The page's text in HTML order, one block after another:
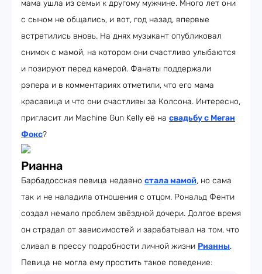
мама ушла из семьи к другому мужчине. Много лет они
с сыном не общались, и вот, год назад, впервые
встретились вновь. На днях музыкант опубликовал
снимок с мамой, на котором они счастливо улыбаются
и позируют перед камерой. Фанаты поддержали
рэпера и в комментариях отметили, что его мама
красавица и что они счастливы за Колсона. Интересно,
пригласит ли Machine Gun Kelly её на свадьбу с Меган
Фокс?
Рианна
Барбадосская певица недавно стала мамой, но сама
так и не наладила отношения с отцом. Рональд Фенти
создал немало проблем звёздной дочери. Долгое время
он страдал от зависимостей и зарабатывал на том, что
сливал в прессу подробности личной жизни Рианны.
Певица не могла ему простить такое поведение: